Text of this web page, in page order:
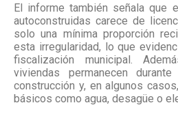
El informe también señala que
autoconstruidas carece de
solo una mínima proporción
esta irregularidad, lo que
fiscalización municipal.
viviendas permanecen
construcción y, en algunos
básicos como agua, desagüe o